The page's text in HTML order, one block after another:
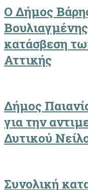
Ο Δήμος
κατάσβεση
Αττικής
Δήμος
για την
Δυτικού
Συνολική